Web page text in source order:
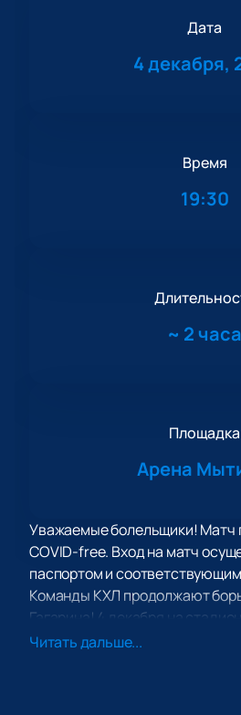
Дата
4 декабря,
Время
19:30
~ 2 часа
Площадка
Арена
Уважаемые болельщики! Матч
COVID-free. Вход на матч
паспортом и
Команды КХЛ продолжают
Гагарина! 4 декабря на
на льду встретятся «Куньлунь
Читать дальше...